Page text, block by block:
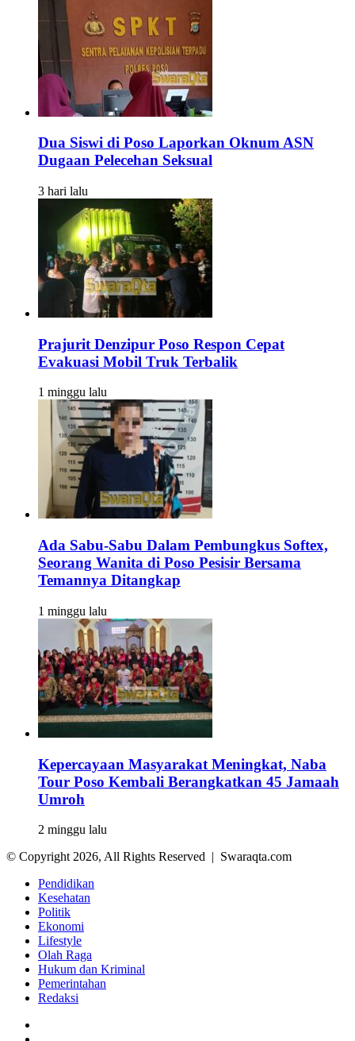
Dua Siswi di Poso Laporkan Oknum ASN
Dugaan Pelecehan Seksual
3 hari lalu
Prajurit Denzipur Poso Respon Cepat
Evakuasi Mobil Truk Terbalik
1 minggu lalu
Ada Sabu-Sabu Dalam Pembungkus Softex,
Seorang Wanita di Poso Pesisir Bersama
Temannya Ditangkap
1 minggu lalu
Kepercayaan Masyarakat Meningkat, Naba
Tour Poso Kembali Berangkatkan 45 Jamaah
Umroh
2 minggu lalu
© Copyright 2026, All Rights Reserved | Swaraqta.com
Pendidikan
Kesehatan
Politik
Ekonomi
Lifestyle
Olah Raga
Hukum dan Kriminal
Pemerintahan
Redaksi